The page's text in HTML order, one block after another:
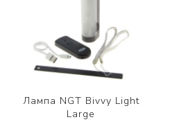
Лампа NGT Bivvy Light
Large